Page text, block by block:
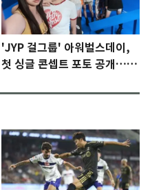
'JYP 걸그룹' 아워벌스데이,
첫 싱글 콘셉트 포토 공개…청